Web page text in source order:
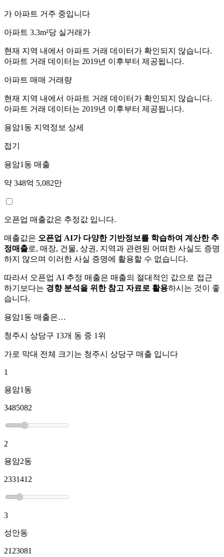
가 아파트 거주 중입니다
아파트 3.3m²당 실거래가
현재 지역 내에서 아파트 거래 데이터가 확인되지 않습니다.
아파트 거래 데이터는 2019년 이후부터 제공됩니다.
아파트 매매 거래량
현재 지역 내에서 아파트 거래 데이터가 확인되지 않습니다.
아파트 거래 데이터는 2019년 이후부터 제공됩니다.
용암1동 지역정보 상세
접기
용암1동 매출
약 348억 5,082만
오픈업 매출값은 추정값 입니다.
매출값은 오픈업 AI가 다양한 기반정보를 학습하여 계산한 추
정매출로, 매장, 건물, 상권, 지역과 관련된 어떠한 사실도 증명
하지 않으며 이러한 사실 증명에 활용할 수 없습니다.
따라서 오픈업 AI 추정 매출은 매출의 절대적인 값으로 접근
하기보다는 경향 분석을 위한 참고 자료로 활용하시는 것이 좋
습니다.
용암1동 매출은…
청주시 상당구 13개 동 중 1위
가로 막대 전체 크기는 청주시 상당구 매출 입니다
1
용암1동
3485082
2
용암2동
2331412
3
성안동
2123081